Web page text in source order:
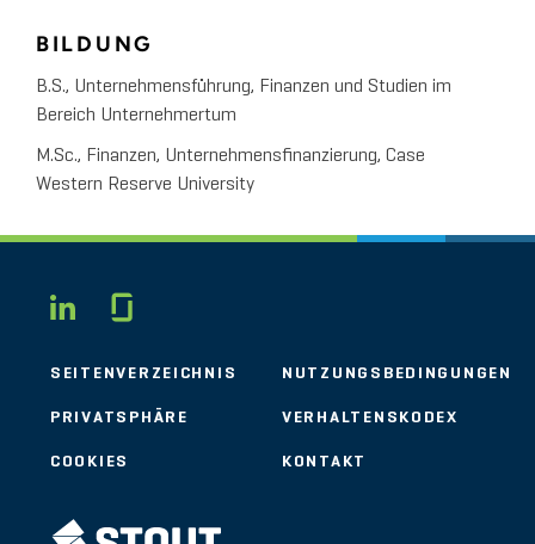
BILDUNG
B.S., Unternehmensführung, Finanzen und Studien im
Bereich Unternehmertum
M.Sc., Finanzen, Unternehmensfinanzierung, Case
Western Reserve University
LINKEDIN
SEITENVERZEICHNIS NUTZUNGSBEDINGUNGEN
PRIVATSPHÄRE VERHALTENSKODEX
COOKIES KONTAKT
STOUT LOGO